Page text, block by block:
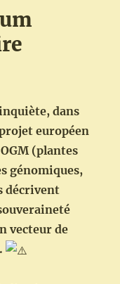
dans
européen
(plantes
génomiques,
décrivent
vecteur de